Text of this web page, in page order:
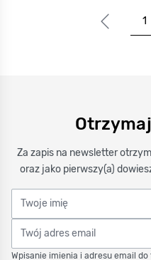
1
Otrzymaj
Za zapis na newsletter
oraz jako pierwszy(a)
Twoje imię
Twój adres email
Wpisanie imienia i adresu email